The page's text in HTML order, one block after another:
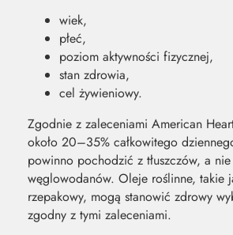
wiek,
płeć,
poziom aktywności fizycznej,
stan zdrowia,
cel żywieniowy.
Zgodnie z zaleceniami American
około 20–35% całkowitego
powinno pochodzić z tłuszczów, a
węglowodanów. Oleje roślinne, takie
rzepakowy, mogą stanowić zdrowy
zgodny z tymi zaleceniami.